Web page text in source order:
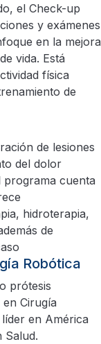
el Check-up
y exámenes
en la mejora
vida. Está
física
de
de lesiones
del dolor
cuenta
hidroterapia,
de
Robótica
prótesis
Cirugía
en América
Salud.